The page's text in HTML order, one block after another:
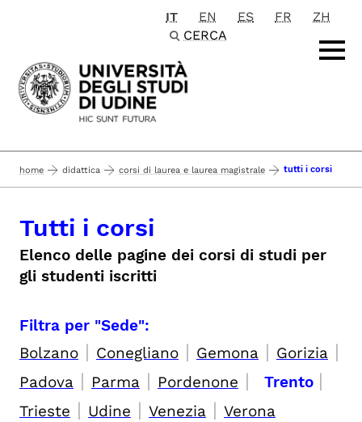
Passa al contenuto principale
IT EN ES FR
ZH
CERCA
home didattica corsi di laurea e laurea magistrale tutti i corsi
Tutti i corsi
Elenco delle pagine dei corsi di studi per
gli studenti iscritti
Filtra per "Sede":
Bolzano | Conegliano | Gemona | Gorizia |
Padova | Parma | Pordenone | Trento |
Trieste | Udine | Venezia | Verona